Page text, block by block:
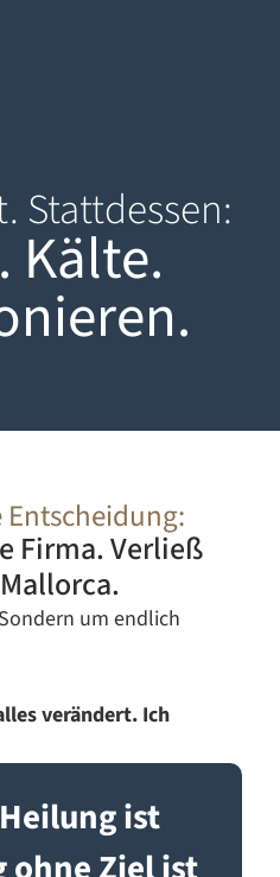
Stattdessen:
Kälte.
Firma. Verließ
um endlich
verändert. Ich
ist